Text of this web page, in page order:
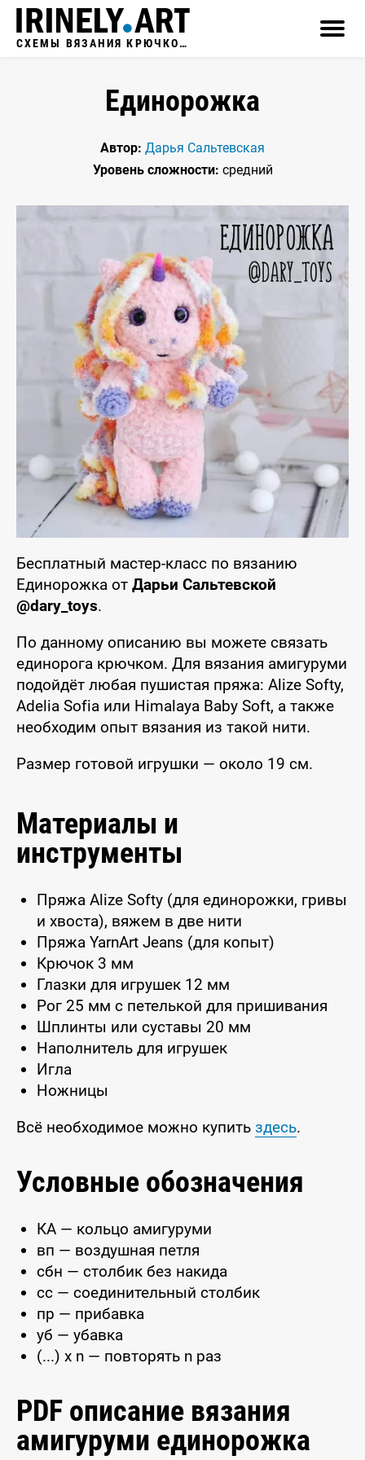
СХЕМЫ ВЯЗАНИЯ КРЮЧКОМ
Единорожка
Автор: Дарья Сальтевская
Уровень сложности: средний
Бесплатный мастер-класс по вязанию
Единорожка от Дарьи Сальтевской
@dary_toys.
По данному описанию вы можете связать
единорога крючком. Для вязания амигуруми
подойдёт любая пушистая пряжа: Alize Softy,
Adelia Sofia или Himalaya Baby Soft, а также
необходим опыт вязания из такой нити.
Размер готовой игрушки — около 19 см.
Материалы и
инструменты
Пряжа Alize Softy (для единорожки, гривы
и хвоста), вяжем в две нити
Пряжа YarnArt Jeans (для копыт)
Крючок 3 мм
Глазки для игрушек 12 мм
Рог 25 мм с петелькой для пришивания
Шплинты или суставы 20 мм
Наполнитель для игрушек
Игла
Ножницы
Всё необходимое можно купить здесь.
Условные обозначения
КА — кольцо амигуруми
вп — воздушная петля
сбн — столбик без накида
сс — соединительный столбик
пр — прибавка
уб — убавка
(...) x n — повторять n раз
PDF описание вязания
амигуруми единорожка